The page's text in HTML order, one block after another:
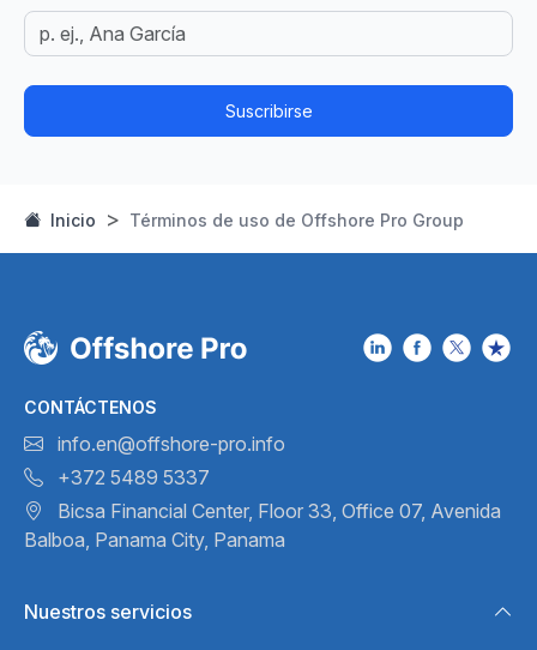
Suscribirse
Inicio Términos de uso de Offshore Pro Group
CONTÁCTENOS
info.en@offshore-pro.info
+372 5489 5337
Bicsa Financial Center, Floor 33, Office 07, Avenida
Balboa, Panama City, Panama
Nuestros servicios